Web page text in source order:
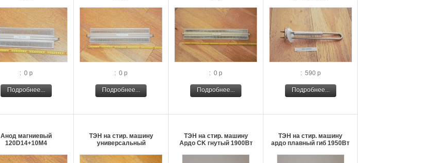
: 0 р
Подробнее...
: 0 р
Подробнее...
: 0 р
Подробнее...
: 590 р
Подробнее...
Анод магниевый
120D14+10M4
ТЭН на стир. машину
универсальный
ТЭН на стир. машину
Ардо CK гнутый 1900Вт
ТЭН на стир. машину
ардо плавный гиб 1950Вт